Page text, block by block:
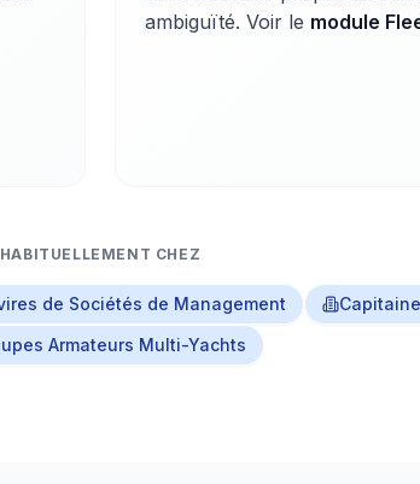
ambiguïté. Voir le module
HABITUELLEMENT CHEZ
de Sociétés de Management
Armateurs Multi-Yachts